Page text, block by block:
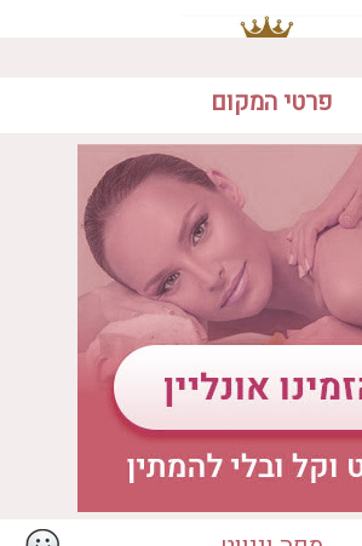
פרטי המקום
• ספא זוגי
• סאונה יבשה